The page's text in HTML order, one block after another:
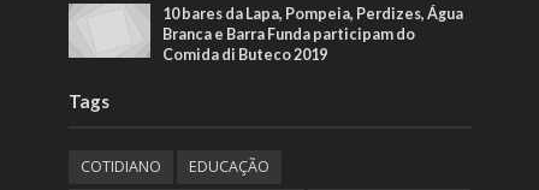
10 bares da Lapa, Pompeia, Perdizes, Água
Branca e Barra Funda participam do
Comida di Buteco 2019
Tags
COTIDIANO
EDUCAÇÃO